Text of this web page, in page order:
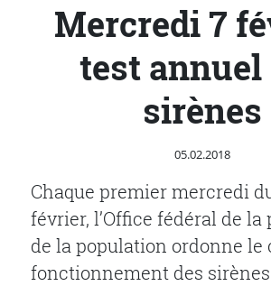
Mercredi 7
test annuel
sirènes
Publié le
05.02.2018
Chaque premier mercredi
février, l’Office fédéral de la
de la population ordonne le
fonctionnement des